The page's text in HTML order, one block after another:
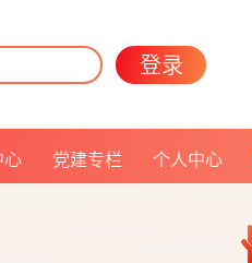
登录
党建专栏 个人中心